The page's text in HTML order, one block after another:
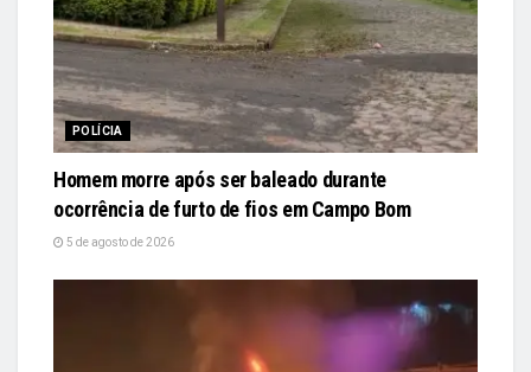
POLÍCIA
Homem morre após ser baleado durante
ocorrência de furto de fios em Campo Bom
5 de agosto de 2026